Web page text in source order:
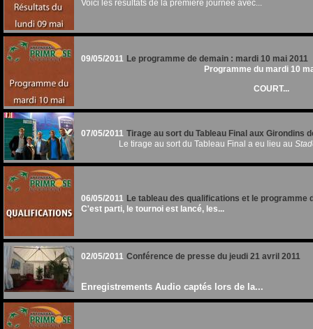
Voici les résultats de la première journée avec...
09/05/2011 Le programme de demain : mardi 10 mai 2011
Programme du mardi 10
COURT...
07/05/2011 Tirage au sort du Tableau Final aux Girondins
Le tirage au sort du Tableau Final a eu lieu au
06/05/2011 Le tableau des qualifications et le programme
C'est parti, le tournoi est lancé, les...
02/05/2011 Conférence de presse du jeudi 21 avril 2011
Enregistrements Audio captés lors de la...